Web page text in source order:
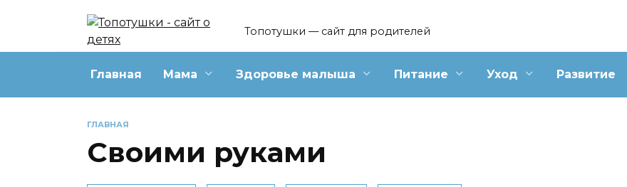
Топотушки — сайт для родителей
Главная Мама Здоровье малыша Питание Уход Развитие
ГЛАВНАЯ
Своими руками